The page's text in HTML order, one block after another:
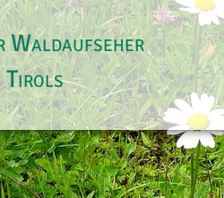
Waldaufseher
Tirols
Allgemein
Impressum